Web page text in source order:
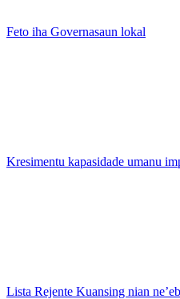
Feto iha Governasaun lokal
Kresimentu kapasidade umanu
Lista Rejente Kuansing nian